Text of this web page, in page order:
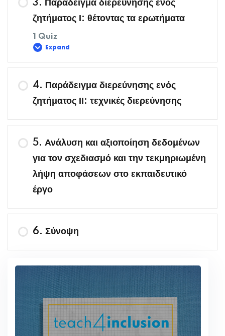
Δραστηριότητα 1
3. Παράδειγμα διερεύνησης ενός
ζητήματος Ι: θέτοντας τα ερωτήματα
1 Quiz
Expand
Περιεχόμενο Μαθήματος
Δραστηριότητα 2
4. Παράδειγμα διερεύνησης ενός
ζητήματος ΙΙ: τεχνικές διερεύνησης
5. Ανάλυση και αξιοποίηση δεδομένων
για τον σχεδιασμό και την τεκμηριωμένη
λήψη αποφάσεων στο εκπαιδευτικό
έργο
6. Σύνοψη